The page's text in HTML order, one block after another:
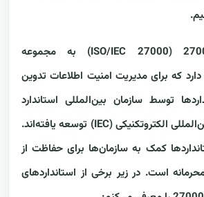
استاندارد ایزو 27000 (ISO/IEC 27000) به مجموعه
دارد که برای مدیریت امنیت اطلاعات تدوین
توسط سازمان بین‌المللی استاندارد
(ISO) و کمیسیون بین‌المللی الکتروتکنیکی (IEC) توسعه یافته‌اند.
کمک به سازمان‌ها برای حفاظت از
است. در زیر برخی از استانداردهای